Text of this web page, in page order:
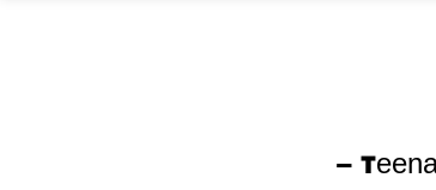
Teenage Engineering PO-35 Speak –